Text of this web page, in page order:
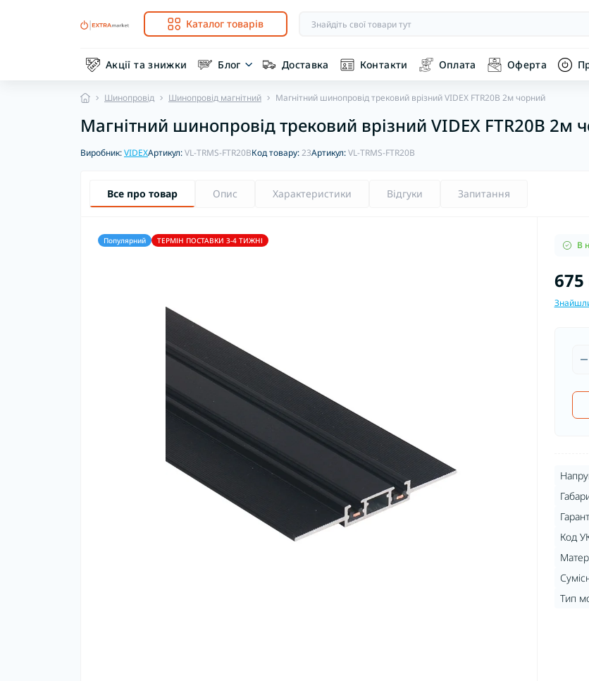
Каталог товарів
Акції та знижки Блог Доставка Контакти Оплата Оферта
Шинопровід Шинопровід магнітний Магнітний шинопровід трековий врізний VIDEX FTR20B 2м чорний
Магнітний шинопровід трековий врізний VIDEX FTR20B 2м
Виробник:VIDEXАртикул:VL-TRMS-FTR20BКод товару:23Артикул:VL-TRMS-FTR20B
Все про товар Опис Характеристики Відгуки Запитання
Популярний ТЕРМІН ПОСТАВКИ 3-4 ТИЖНІ В
675
Код
Тип